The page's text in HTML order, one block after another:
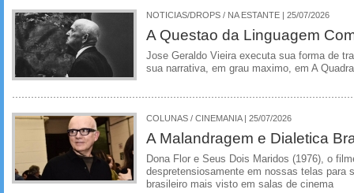
NOTICIAS/DROPS / NA ESTANTE | 25/07/2026
A Questao da Linguagem
Jose Geraldo Vieira executa sua forma de
sua narrativa, em grau maximo, em A
COLUNAS / CINEMANIA | 25/07/2026
A Malandragem e Dialetica
Dona Flor e Seus Dois Maridos (1976), o
despretensiosamente em nossas telas para
brasileiro mais visto em salas de cinema